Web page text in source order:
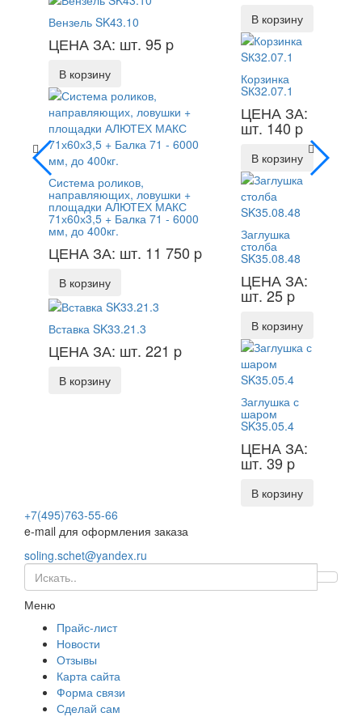
Вензель SK43.10
ЦЕНА ЗА: шт. 95 p
В корзину
Система роликов,
направляющих, ловушки +
площадки АЛЮТЕХ МАКС
71х60х3,5 + Балка 71 - 6000
мм, до 400кг.
ЦЕНА ЗА: шт. 11 750 p
В корзину
Вставка SK33.21.3
ЦЕНА ЗА: шт. 221 p
В корзину
В корзину
Корзинка
SК32.07.1
ЦЕНА ЗА:
шт. 140 p
В корзину
Заглушка
столба
SK35.08.48
ЦЕНА ЗА:
шт. 25 p
В корзину
Заглушка с
шаром
SK35.05.4
ЦЕНА ЗА:
шт. 39 p
В корзину
+7(495)763-55-66
e-mail для оформления заказа
soling.schet@yandex.ru
Меню
Прайс-лист
Новости
Отзывы
Карта сайта
Форма связи
Сделай сам